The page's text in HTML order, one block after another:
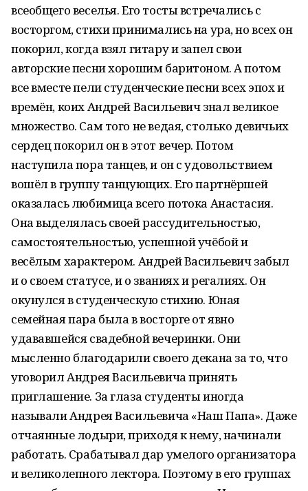
всеобщего веселья. Его тосты встречались с
восторгом, стихи принимались на ура, но всех он
покорил, когда взял гитару и запел свои
авторские песни хорошим баритоном. А потом
все вместе пели студенческие песни всех эпох и
времён, коих Андрей Васильевич знал великое
множество. Сам того не ведая, столько девичьих
сердец покорил он в этот вечер. Потом
наступила пора танцев, и он с удовольствием
вошёл в группу танцующих. Его партнёршей
оказалась любимица всего потока Анастасия.
Она выделялась своей рассудительностью,
самостоятельностью, успешной учёбой и
весёлым характером. Андрей Васильевич забыл
и о своем статусе, и о званиях и регалиях. Он
окунулся в студенческую стихию. Юная
семейная пара была в восторге от явно
удававшейся свадебной вечеринки. Они
мысленно благодарили своего декана за то, что
уговорил Андрея Васильевича принять
приглашение. За глаза студенты иногда
называли Андрея Васильевича «Наш Папа». Даже
отчаянные лодыри, приходя к нему, начинали
работать. Срабатывал дар умелого организатора
и великолепного лектора. Поэтому в его группах